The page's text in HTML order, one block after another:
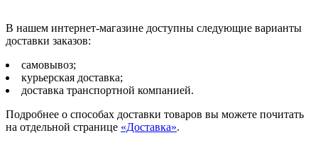
В нашем интернет-магазине доступны следующие варианты
доставки заказов:
самовывоз;
курьерская доставка;
доставка транспортной компанией.
Подробнее о способах доставки товаров вы можете почитать
на отдельной странице «Доставка».